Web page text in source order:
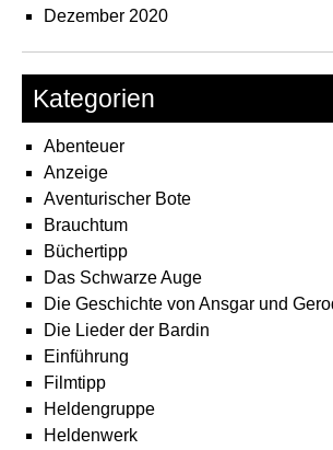
Dezember 2020
Kategorien
Abenteuer
Anzeige
Aventurischer Bote
Brauchtum
Büchertipp
Das Schwarze Auge
Die Geschichte von Ansgar und
Die Lieder der Bardin
Einführung
Filmtipp
Heldengruppe
Heldenwerk